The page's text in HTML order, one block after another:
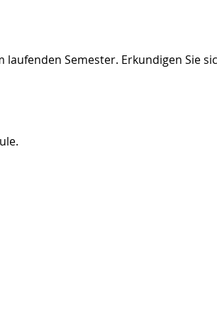
Semester. Erkundigen Sie